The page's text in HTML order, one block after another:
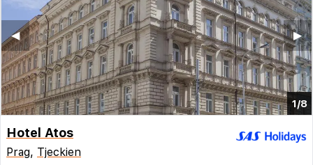
1/8
▶︎
◀︎
Hotel Atos
Prag, Tjeckien